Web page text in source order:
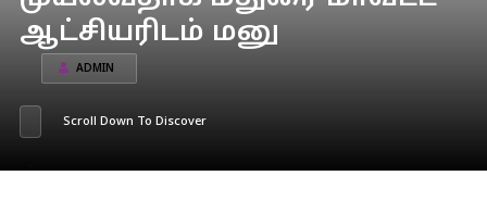
ஆட்சியரிடம் மனு
ADMIN
Scroll Down To Discover